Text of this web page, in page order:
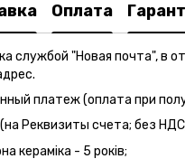
Оплата
службой "Новая почта", в
платеж (оплата при
Реквизиты счета; без
кераміка - 5 років;